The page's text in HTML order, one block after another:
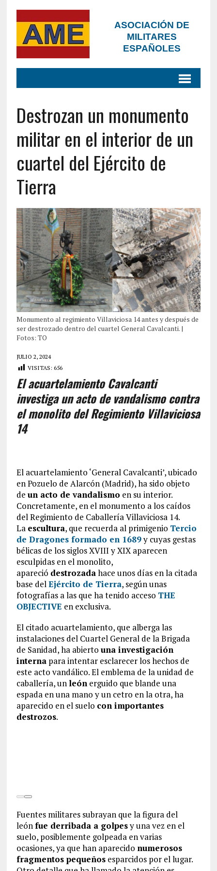
ASOCIACIÓN DE
MILITARES
ESPAÑOLES
Destrozan un monumento
militar en el interior de un
cuartel del Ejército de
Tierra
Monumento al regimiento Villaviciosa 14 antes y después de
ser destrozado dentro del cuartel General Cavalcanti. |
Fotos: TO
JULIO 2, 2024
VISITAS: 656
El acuartelamiento Cavalcanti
investiga un acto de vandalismo contra
el monolito del Regimiento Villaviciosa
14
El acuartelamiento ‘General Cavalcanti’, ubicado
en Pozuelo de Alarcón (Madrid), ha sido objeto
de un acto de vandalismo en su interior.
Concretamente, en el monumento a los caídos
del Regimiento de Caballería Villaviciosa 14.
La escultura, que recuerda al primigenio Tercio
de Dragones formado en 1689y cuyas gestas
bélicas de los siglos XVIII y XIX aparecen
esculpidas en el monolito,
apareció destrozadahace unos días en la citada
base delEjército de Tierra, según unas
fotografías a las que ha tenido acceso THE
OBJECTIVE en exclusiva.
El citado acuartelamiento, que alberga las
instalaciones del Cuartel General de la Brigada
de Sanidad, ha abierto una investigación
internapara intentar esclarecer los hechos de
este acto vandálico. El emblema de la unidad de
caballería, unleónerguido que blande una
espada en una mano y un cetro en la otra, ha
aparecido en el suelo con importantes
destrozos.
Fuentes militares subrayan que la figura del
leónfue derribada a golpesy una vez en el
suelo, posiblemente golpeada en varias
ocasiones, ya que han aparecido numerosos
fragmentos pequeñosesparcidos por el lugar.